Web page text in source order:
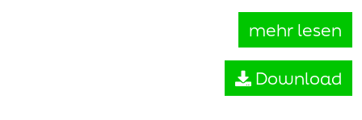
mehr lesen
Download